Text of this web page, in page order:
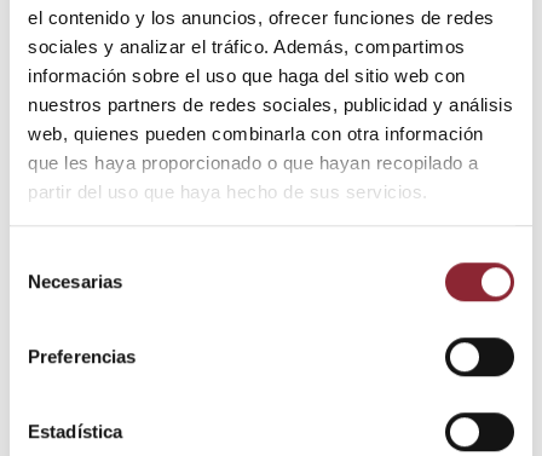
el contenido y los anuncios, ofrecer funciones de redes
sociales y analizar el tráfico. Además, compartimos
información sobre el uso que haga del sitio web con
nuestros partners de redes sociales, publicidad y análisis
web, quienes pueden combinarla con otra información
que les haya proporcionado o que hayan recopilado a
partir del uso que haya hecho de sus servicios.
Necesarias
Preferencias
Estadística
Medidas: 80 cms. largo x 24 cms ancho
Añadir al carrito